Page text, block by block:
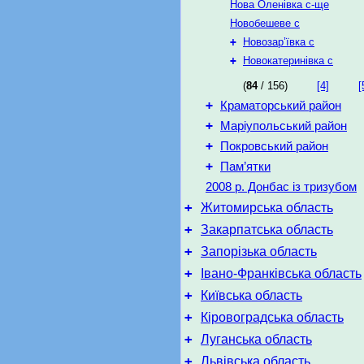
Нова Оленівка с-ще
Новобешеве с
+
Новозар’ївка с
+
Новокатеринівка с
(84/ 156) [4]
+ Краматорський район
+ Маріупольський район
+ Покровський район
+
Пам’ятки
2008 р. Донбас із тризубом
+ Житомирська область
+ Закарпатська область
+ Запорізька область
+ Івано-Франківська область
+ Київська область
+ Кіровоградська область
+ Луганська область
Львівська область